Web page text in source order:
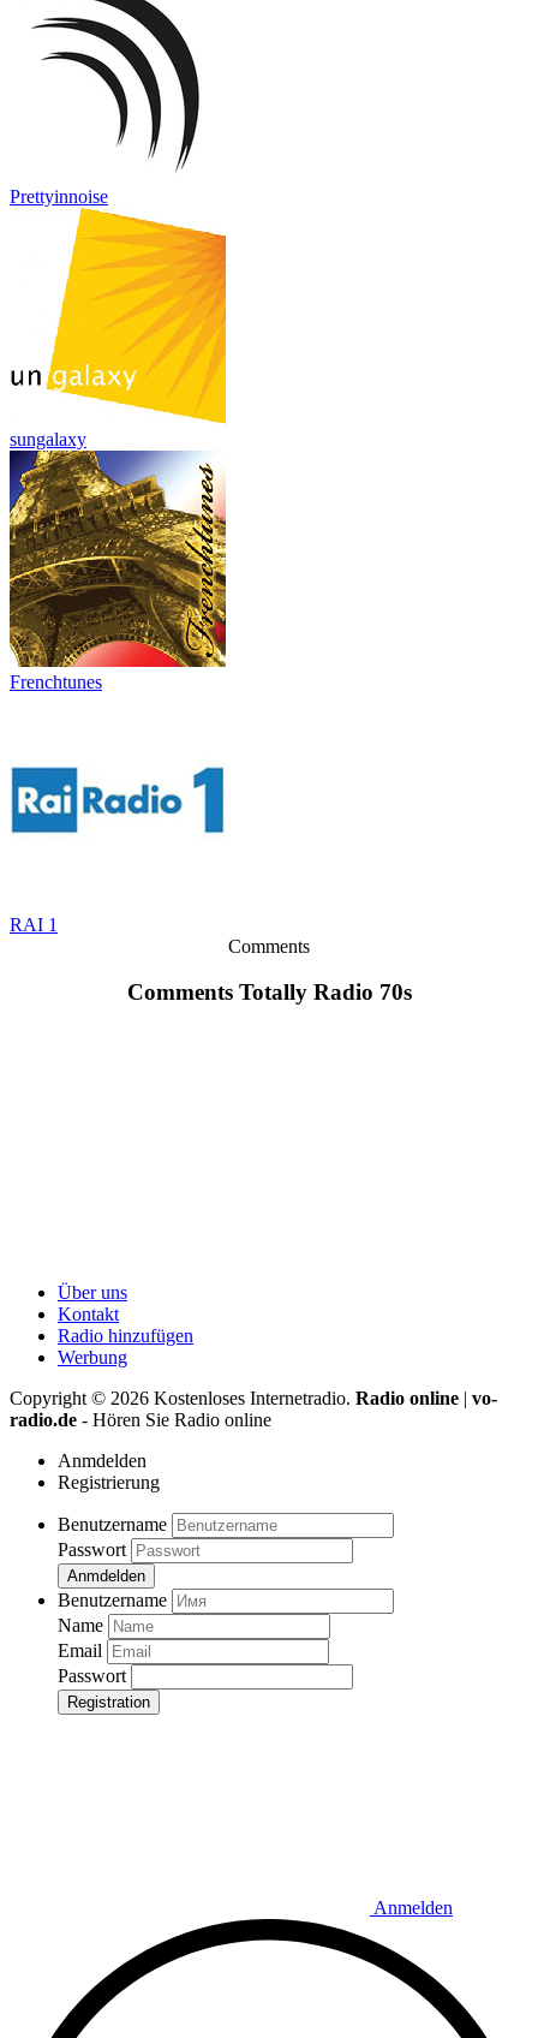
Prettyinnoise
sungalaxy
Frenchtunes
RAI 1
Comments
Comments Totally Radio 70s
Über uns
Kontakt
Radio hinzufügen
Werbung
Copyright © 2026 Kostenloses Internetradio. Radio online | vo-
radio.de - Hören Sie Radio online
Anmdelden
Registrierung
Benutzername
Passwort
Anmdelden
Benutzername
Name
Email
Passwort
Registration
Anmelden